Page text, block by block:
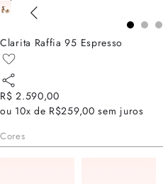
Clarita Raffia 95 Espresso
R$ 2.590,00
ou 10x de R$259,00 sem juros
Cores